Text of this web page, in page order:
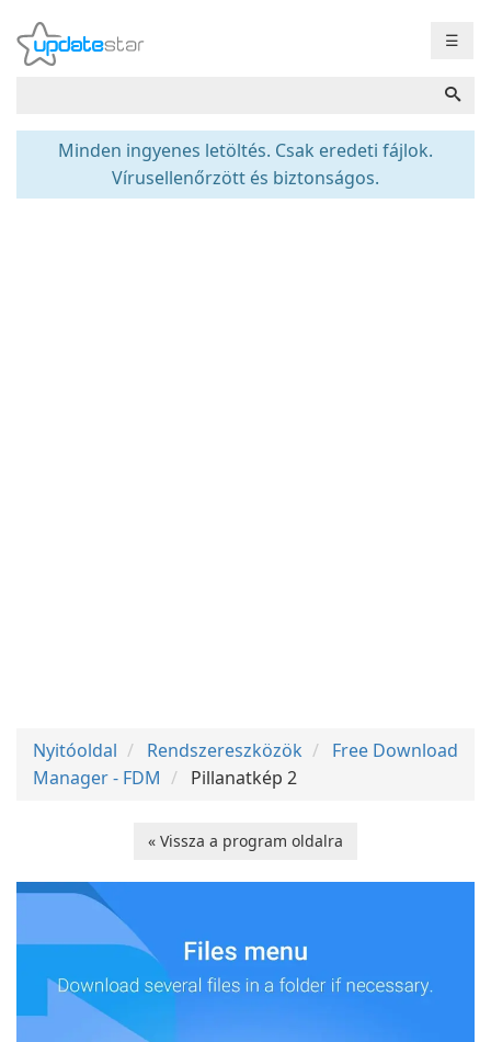
☰
Minden ingyenes letöltés. Csak eredeti fájlok.
Vírusellenőrzött és biztonságos.
Nyitóoldal Rendszereszközök
Free Download
Manager - FDM
Pillanatkép 2
« Vissza a program oldalra